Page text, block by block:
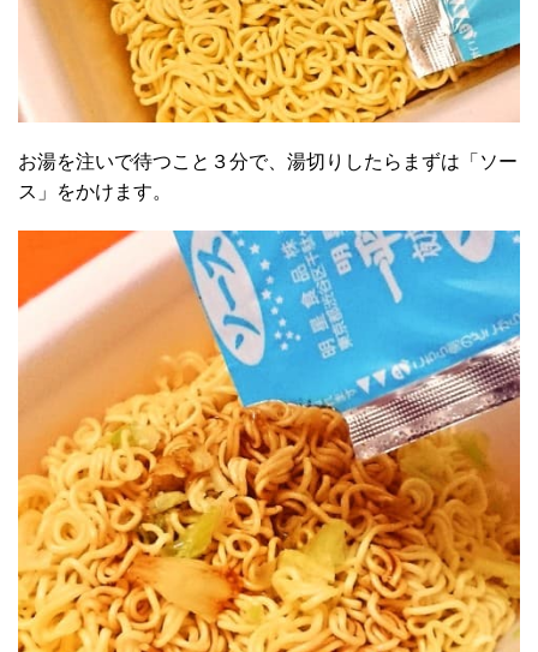
お湯を注いで待つこと３分で、湯切りしたらまずは「ソー
ス」をかけます。